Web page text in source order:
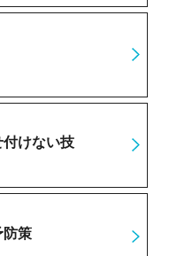
けない技
防策